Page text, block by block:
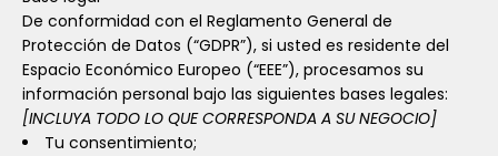
De conformidad con el Reglamento General de
Protección de Datos (“GDPR”), si usted es residente del
Espacio Económico Europeo (“EEE”), procesamos su
información personal bajo las siguientes bases legales:
[INCLUYA TODO LO QUE CORRESPONDA A SU NEGOCIO]
Tu consentimiento;